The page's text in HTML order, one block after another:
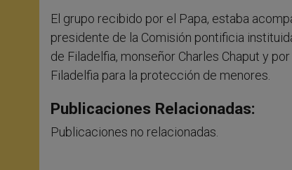
El grupo recibido por el Papa, estaba
presidente de la Comisión pontificia
de Filadelfia, monseñor Charles Chaput y
Filadelfia para la protección de menores.
Publicaciones Relacionadas:
Publicaciones no relacionadas.